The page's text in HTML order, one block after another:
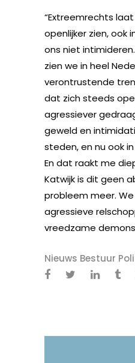
“Extreemrechts
openlijker zien, ook
ons niet
zien we in heel
verontrustende
dat zich steeds
agressiever
geweld en
steden, en nu ook
En dat raakt me
Katwijk is dit geen
probleem meer.
agressieve
vreedzame
Nieuws Bestuur